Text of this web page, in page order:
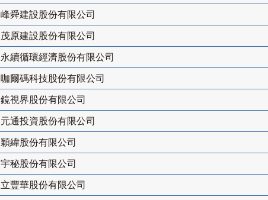
峰舜建設股份有限公司
茂原建設股份有限公司
永續循環經濟股份有限公司
咖爾碼科技股份有限公司
鏡視界股份有限公司
元通投資股份有限公司
穎緯股份有限公司
宇秘股份有限公司
立豐華股份有限公司